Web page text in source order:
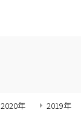
2020年 2019年